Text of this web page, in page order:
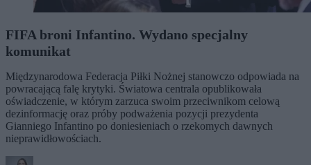
FIFA broni Infantino. Wydano specjalny
komunikat
Międzynarodowa Federacja Piłki Nożnej stanowczo odpowiada na
powracającą falę krytyki. Światowa centrala opublikowała
oświadczenie, w którym zarzuca swoim przeciwnikom celową
dezinformację oraz próby podważenia pozycji prezydenta
Gianniego Infantino po doniesieniach o rzekomych dawnych
nieprawidłowościach.